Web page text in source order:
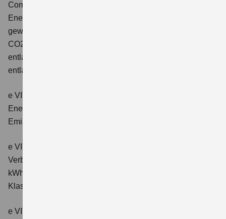
Comfort+
Energieverbrauch: 17,1kWh/100km plus 1,0 l/100 km;
gewichtet kombinierter Wert der CO2-Emission: 22 g/km;
CO2-Klasse: B; kombinierter Kraftstoffverbrauch bei
entladener Batterie: 6,6 l/100km; CO2-Klasse (bei
entladener Batterie): E.
e VITARA eAxle Club (49 kWh-Batterie)
Energieverbrauch kombiniert: 14,9 kWh/100km; CO₂-
Emissionen kombiniert: 0 g/km; CO₂-Klasse: A.
e VITARA eAxle Comfort (61 kWh-Batterie)
Verbrauchswerte: Energieverbrauch kombiniert: 15,1
kWh/100km; CO₂-Emissionen kombiniert: 0 g/km; CO₂-
Klasse: A.
e VITARA eAxle ALLGRIP-e Comfort (61 kWh-Batterie)